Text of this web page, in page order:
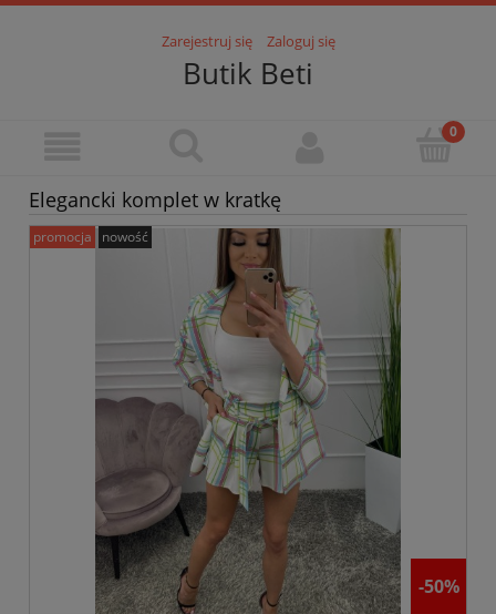
Zarejestruj się Zaloguj się
Butik Beti
Elegancki komplet w kratkę
promocja nowość
-50%